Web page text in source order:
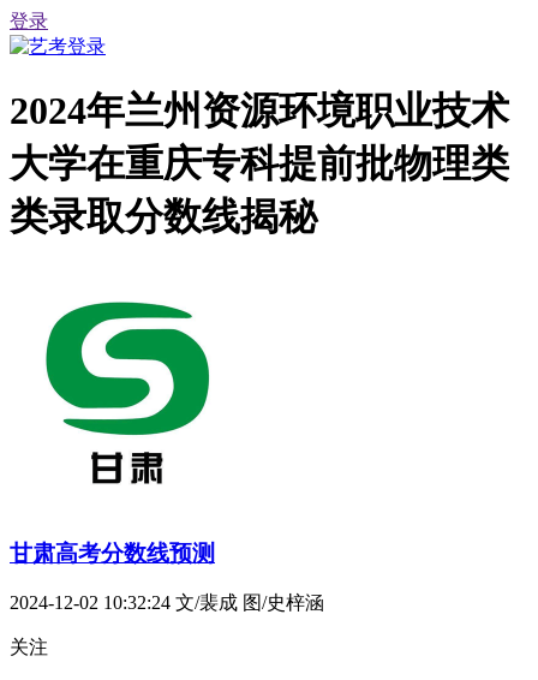
登录
2024年兰州资源环境职业技术
大学在重庆专科提前批物理类
类录取分数线揭秘
甘肃高考分数线预测
2024-12-02 10:32:24 文/裴成 图/史梓涵
关注